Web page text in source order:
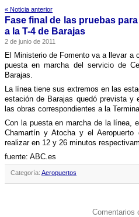
« Noticia anterior
Fase final de las pruebas
a la T-4 de Barajas
2 de junio de 2011
El Ministerio de Fomento va a llevar a
puesta en marcha del servicio de
Barajas.
La lí­nea tiene sus extremos en las
estación de Barajas quedó prevista y
las obras correspondientes a la
Con la puesta en marcha de la lí­nea,
Chamartí­n y Atocha y el
realizar en 12 y 26 minutos
fuente: ABC.es
Categoría: Aeropuertos
Comentarios